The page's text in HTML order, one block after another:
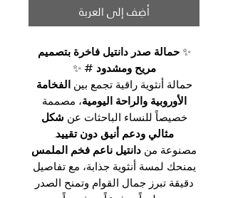
أضِف إلى العربة
✨حمالة صدر دانتيل فاخرة بتصميم
مريح ومشدود # ✨
حمالة أنثوية راقية تجمع بينالفخامة
الأوروبية والراحة اليومية، مصممة
خصيصاً للنساء الباحثات عن شكل
مثالي ودعم أنيق دون تقييد.
مصنوعة من دانتيل ناعم فخم الملمس
يمنحك لمسة أنثوية جذابة، مع تفاصيل
دقيقة تبرز جمال القوام وتمنح الصدر